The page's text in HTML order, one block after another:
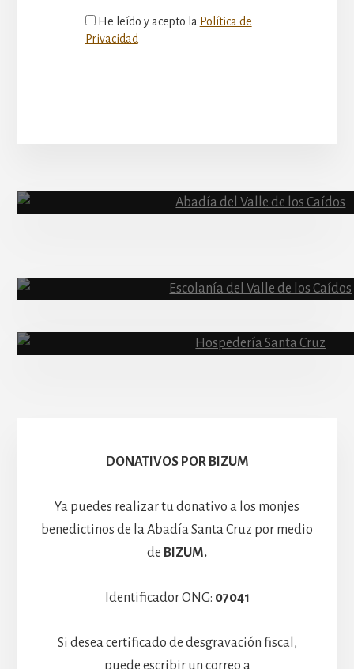
He leído y acepto la Política de
Privacidad
Content
Hospedería
DONATIVOS POR BIZUM
Ya puedes realizar tu donativo a los monjes
benedictinos de la Abadía Santa Cruz por medio
de BIZUM.
Identificador ONG: 07041
Si desea certificado de desgravación fiscal,
puede escribir un correo a